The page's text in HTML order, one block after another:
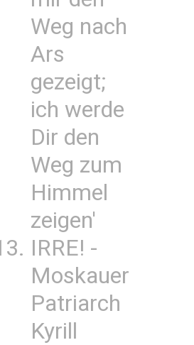
Weg nach
Ars
gezeigt;
ich werde
Dir den
Weg zum
Himmel
zeigen'
IRRE! -
Moskauer
Patriarch
Kyrill